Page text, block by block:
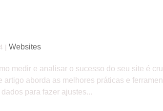
|Websites
medir e analisar o sucesso do seu site é
artigo aborda as melhores práticas e
para fazer ajustes...